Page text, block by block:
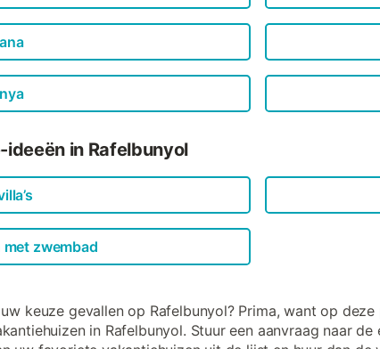
in Rafelbunyol
zwembad
uw keuze gevallen op Rafelbunyol? Prima, want op
in Rafelbunyol. Stuur een aanvraag naar